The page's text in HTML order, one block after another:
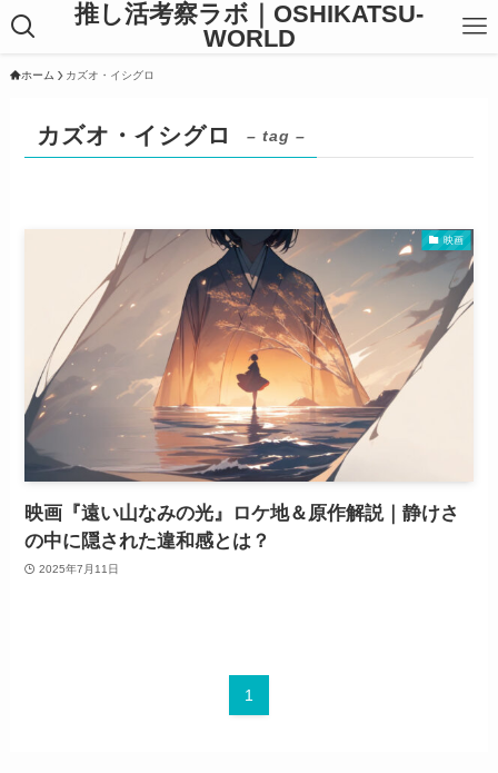
推し活考察ラボ｜OSHIKATSU-
WORLD
ホーム カズオ・イシグロ
カズオ・イシグロ – tag –
映画
映画『遠い山なみの光』ロケ地＆原作解説｜静けさ
の中に隠された違和感とは？
2025年7月11日
1